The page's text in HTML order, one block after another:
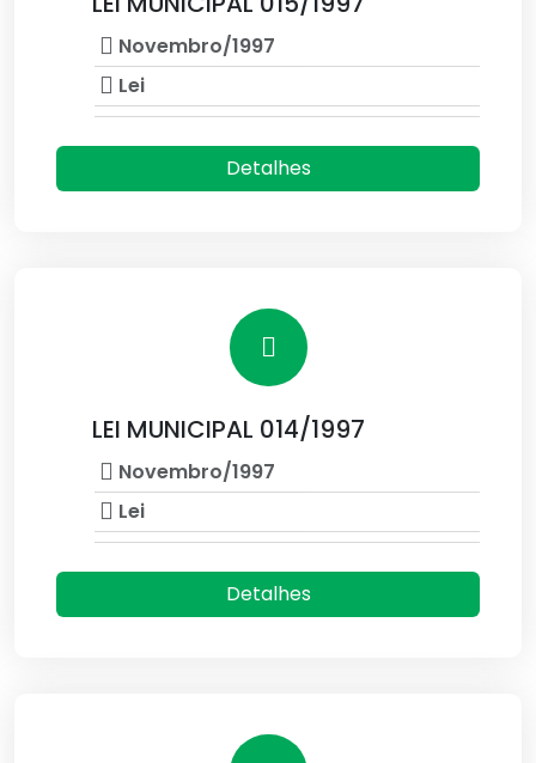
Novembro/1997
Lei
Detalhes
LEI MUNICIPAL 014/1997
Novembro/1997
Lei
Detalhes